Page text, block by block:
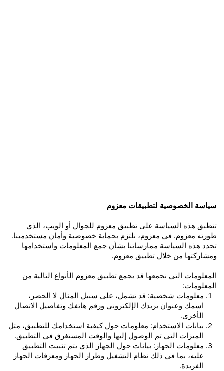
سياسة الخصوصية لتطبيقات معزوم
تنطبق هذه السياسة على تطبيق معزوم للجوال أو الويب، الذي
طورته معزوم. في معزوم، نلتزم بحماية خصوصية وأمان مستخدمينا.
تحدد هذه السياسة ممارساتنا بشأن جمع المعلومات واستخدامها
ومشاركتها من خلال تطبيق معزوم.
المعلومات التي نجمعها قد يجمع تطبيق معزوم الأنواع التالية من
المعلومات:
معلومات شخصية: قد تشمل، على سبيل المثال لا الحصر،
اسمك وعنوان بريدك الإلكتروني ورقم هاتفك وتفاصيل الاتصال
الأخرى.
بيانات الاستخدام: معلومات حول كيفية استخدامك للتطبيق، مثل
الميزات التي تم الوصول إليها والوقت المستغرق في التطبيق.
معلومات الجهاز: بيانات حول الجهاز الذي يتم تثبيت التطبيق
عليه، بما في ذلك نظام التشغيل وطراز الجهاز ومعرفات الجهاز
الفريدة.